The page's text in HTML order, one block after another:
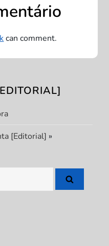
can comment.
[Editorial] »